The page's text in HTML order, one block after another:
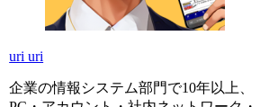
uri uri
企業の情報システム部門で10年以上、